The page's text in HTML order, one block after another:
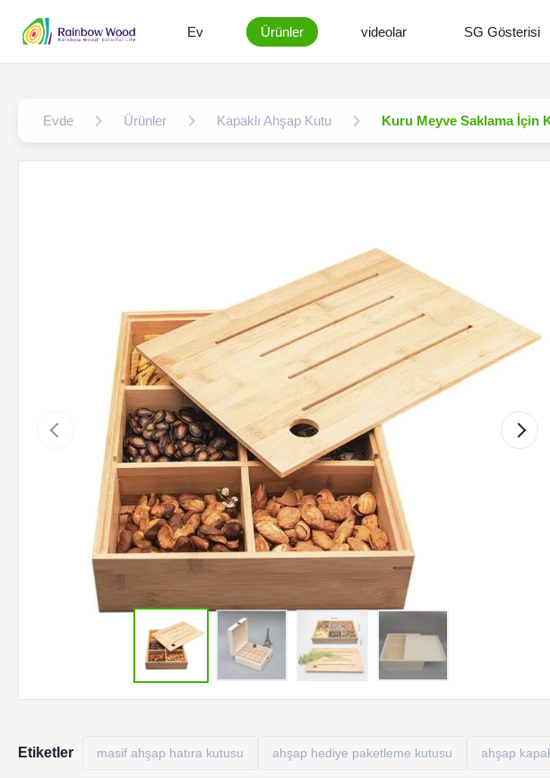
Ev Ürünler videolar SG Gösterisi
Evde Ürünler Kapaklı Ahşap Kutu Kuru Meyve Saklama İçin
Etiketler masif ahşap hatıra kutusu ahşap hediye paketleme kutusu ahşap